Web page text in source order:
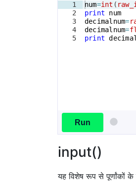
1
2
3
4
5
num=int (
print
num
decimalnum=
decimalnum=
print
Run
input()
यह विशेष रूप से पूर्णांकों